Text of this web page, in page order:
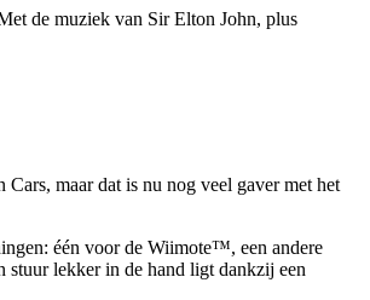
de muziek van Sir Elton John, plus
maar dat is nu nog veel gaver met het
één voor de Wiimote™, een andere
lekker in de hand ligt dankzij een